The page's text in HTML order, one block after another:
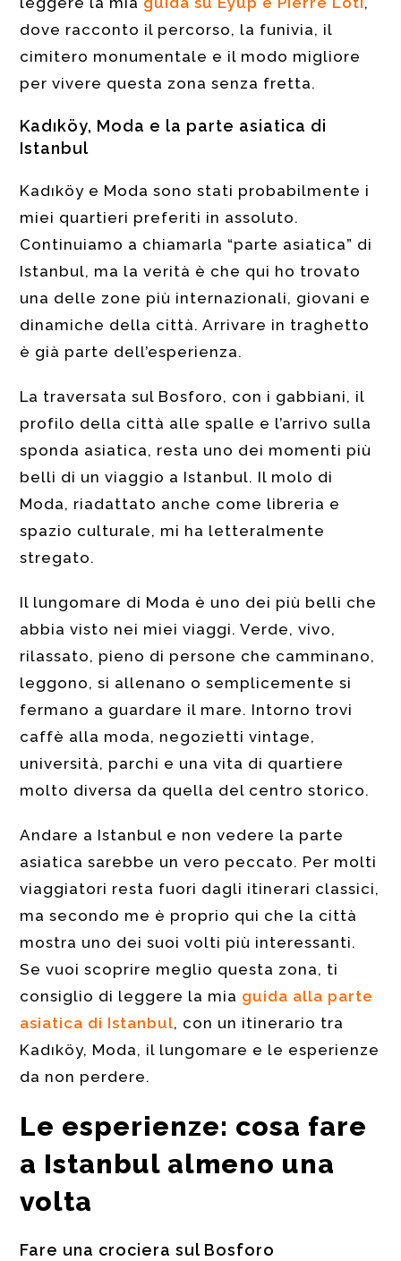
dove racconto il percorso, la funivia, il
cimitero monumentale e il modo migliore
per vivere questa zona senza fretta.
Kadıköy, Moda e la parte asiatica di
Istanbul
Kadıköy e Moda sono stati probabilmente i
miei quartieri preferiti in assoluto.
Continuiamo a chiamarla “parte asiatica” di
Istanbul, ma la verità è che qui ho trovato
una delle zone più internazionali, giovani e
dinamiche della città. Arrivare in traghetto
è già parte dell’esperienza.
La traversata sul Bosforo, con i gabbiani, il
profilo della città alle spalle e l’arrivo sulla
sponda asiatica, resta uno dei momenti più
belli di un viaggio a Istanbul. Il molo di
Moda, riadattato anche come libreria e
spazio culturale, mi ha letteralmente
stregato.
Il lungomare di Moda è uno dei più belli che
abbia visto nei miei viaggi. Verde, vivo,
rilassato, pieno di persone che camminano,
leggono, si allenano o semplicemente si
fermano a guardare il mare. Intorno trovi
caffè alla moda, negozietti vintage,
università, parchi e una vita di quartiere
molto diversa da quella del centro storico.
Andare a Istanbul e non vedere la parte
asiatica sarebbe un vero peccato. Per molti
viaggiatori resta fuori dagli itinerari classici,
ma secondo me è proprio qui che la città
mostra uno dei suoi volti più interessanti.
Se vuoi scoprire meglio questa zona, ti
consiglio di leggere la mia guida alla parte
asiatica di Istanbul, con un itinerario tra
Kadıköy, Moda, il lungomare e le esperienze
da non perdere.
Le esperienze: cosa fare
a Istanbul almeno una
volta
Fare una crociera sul Bosforo